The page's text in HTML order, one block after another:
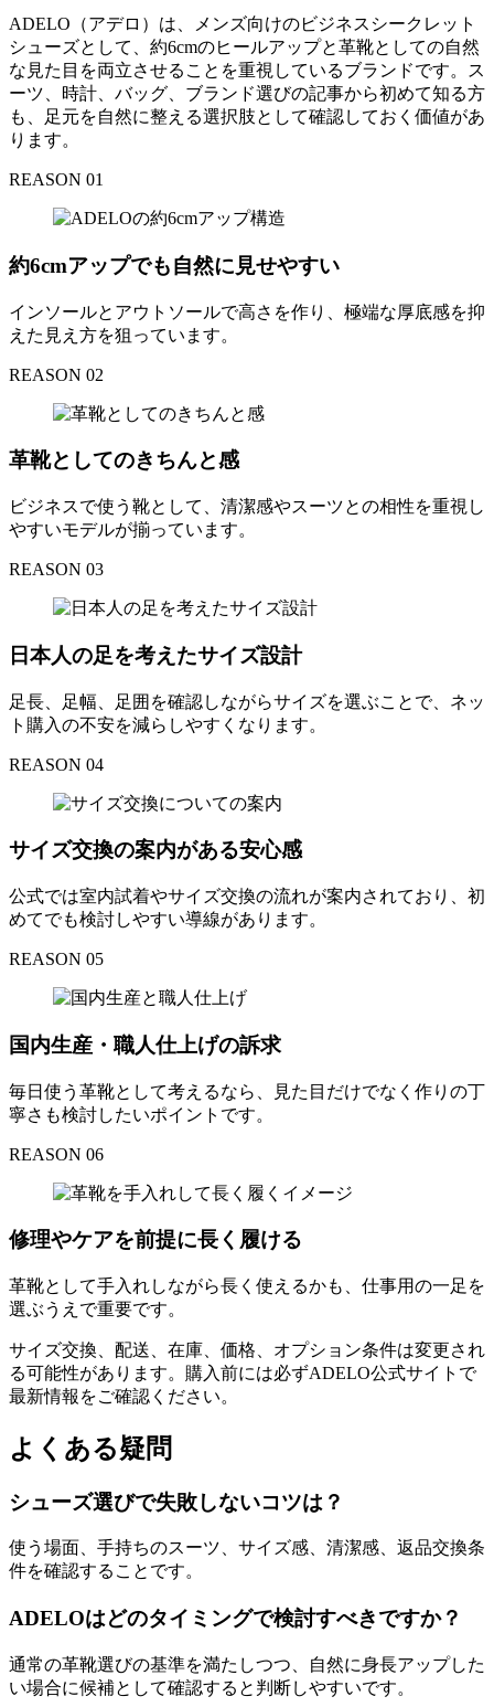
ADELO（アデロ）は、メンズ向けのビジネスシークレット
シューズとして、約6cmのヒールアップと革靴としての自然
な見た目を両立させることを重視しているブランドです。ス
ーツ、時計、バッグ、ブランド選びの記事から初めて知る方
も、足元を自然に整える選択肢として確認しておく価値があ
ります。
REASON 01
約6cmアップでも自然に見せやすい
インソールとアウトソールで高さを作り、極端な厚底感を抑
えた見え方を狙っています。
REASON 02
革靴としてのきちんと感
ビジネスで使う靴として、清潔感やスーツとの相性を重視し
やすいモデルが揃っています。
REASON 03
日本人の足を考えたサイズ設計
足長、足幅、足囲を確認しながらサイズを選ぶことで、ネッ
ト購入の不安を減らしやすくなります。
REASON 04
サイズ交換の案内がある安心感
公式では室内試着やサイズ交換の流れが案内されており、初
めてでも検討しやすい導線があります。
REASON 05
国内生産・職人仕上げの訴求
毎日使う革靴として考えるなら、見た目だけでなく作りの丁
寧さも検討したいポイントです。
REASON 06
修理やケアを前提に長く履ける
革靴として手入れしながら長く使えるかも、仕事用の一足を
選ぶうえで重要です。
サイズ交換、配送、在庫、価格、オプション条件は変更され
る可能性があります。購入前には必ずADELO公式サイトで
最新情報をご確認ください。
よくある疑問
シューズ選びで失敗しないコツは？
使う場面、手持ちのスーツ、サイズ感、清潔感、返品交換条
件を確認することです。
ADELOはどのタイミングで検討すべきですか？
通常の革靴選びの基準を満たしつつ、自然に身長アップした
い場合に候補として確認すると判断しやすいです。